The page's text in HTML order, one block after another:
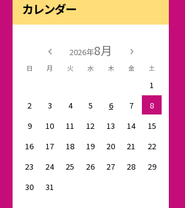
カレンダー
2026年8月
日 月 火 水 木 金 土
1
2
3 4 5 6 7
8
9
10 11 12 13 14
15
16
17 18 19 20 21
22
23
24 25 26 27 28
29
30
31